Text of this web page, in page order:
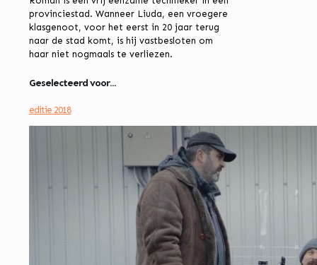
provinciestad. Wanneer Liuda, een vroegere
klasgenoot, voor het eerst in 20 jaar terug
naar de stad komt, is hij vastbesloten om
haar niet nogmaals te verliezen.
Geselecteerd voor...
editie 2018